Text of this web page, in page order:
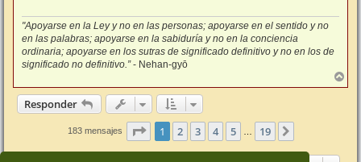
"Apoyarse en la Ley y no en las personas; apoyarse en el sentido y no
en las palabras; apoyarse en la sabiduría y no en la conciencia
ordinaria; apoyarse en los sutras de significado definitivo y no en los de
significado no definitivo.”- Nehan-gyō
r
Responder
183 mensajes Página de 19
1 2 3 4 5 19